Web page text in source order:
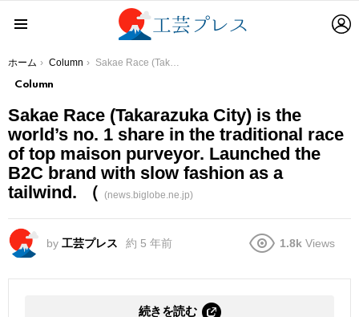
You are here:
ホーム Column Sakae Race (Takarazuka City) is the world’s no. 1 share in the traditional race of top maison purveyor. Launched the B2C brand with slow fashion as a tailwind. （
Column
Sakae Race (Takarazuka City) is the
world’s no. 1 share in the traditional race
of top maison purveyor. Launched the
B2C brand with slow fashion as a
tailwind. （ (news.biglobe.ne.jp)
by 工芸プレス 約 5 年前 1.8k Views
続きを読む